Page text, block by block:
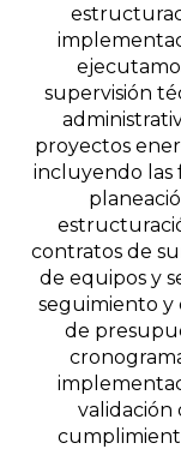
supervisión
proyectos
incluyendo las
contratos de
de equipos y
seguimiento y
de
validación